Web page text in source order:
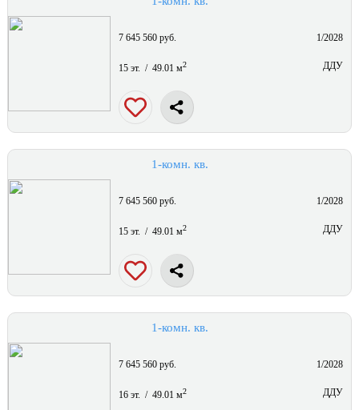
7 645 560 руб. 1/2028
15 эт. / 49.01 м2 ДДУ
1-комн. кв.
7 645 560 руб. 1/2028
15 эт. / 49.01 м2 ДДУ
1-комн. кв.
7 645 560 руб. 1/2028
16 эт. / 49.01 м2 ДДУ